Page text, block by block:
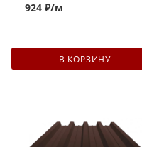
924 ₽/м
В КОРЗИНУ